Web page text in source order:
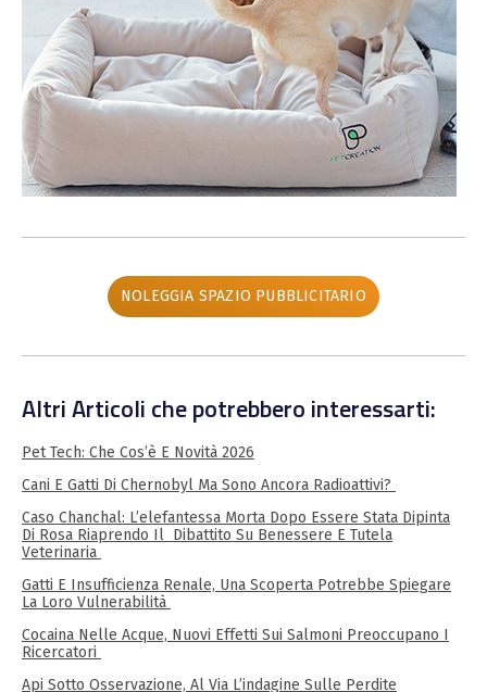
NOLEGGIA SPAZIO PUBBLICITARIO
Altri Articoli che potrebbero interessarti:
Pet Tech: Che Cos’è E Novità 2026
Cani E Gatti Di Chernobyl Ma Sono Ancora Radioattivi?
Caso Chanchal: L’elefantessa Morta Dopo Essere Stata Dipinta
Di Rosa Riaprendo Il Dibattito Su Benessere E Tutela
Veterinaria
Gatti E Insufficienza Renale, Una Scoperta Potrebbe Spiegare
La Loro Vulnerabilità
Cocaina Nelle Acque, Nuovi Effetti Sui Salmoni Preoccupano I
Ricercatori
Api Sotto Osservazione, Al Via L’indagine Sulle Perdite